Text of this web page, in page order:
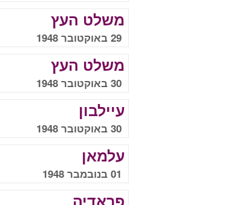
משלט העץ
29 באוקטובר 1948
משלט העץ
30 באוקטובר 1948
עיילבון
30 באוקטובר 1948
עלמאן
01 בנובמבר 1948